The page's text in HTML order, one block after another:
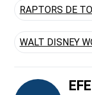
RAPTORS DE
WALT DISNEY
EFE